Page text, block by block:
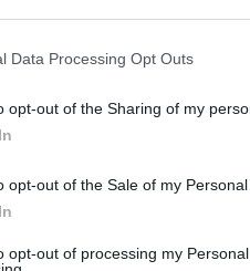
Data Processing Opt Outs
opt-out of the Sharing of my
opt-out of the Sale of my Personal
opt-out of processing my
перезагрузилась,
тоже ничего не
Id: 7899773